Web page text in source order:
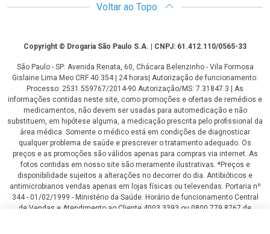
Voltar ao Topo
CopyrightCopyright © Drogaria São Paulo S.A. | CNPJ: 61.412.110/0565-33
São Paulo - SP: Avenida Renata, 60, Chácara Belenzinho - Vila Formosa
Gislaine Lima Meo CRF 40.354 | 24 horas| Autorização de funcionamento:
Processo: 2531.559767/2014-90 Autorização/MS: 7.31847.3 | As
informações contidas neste site, como promoções e ofertas de remédios e
medicamentos, não devem ser usadas para automedicação e não
substituem, em hipótese alguma, a medicação prescrita pelo profissional da
área médica. Somente o médico está em condições de diagnosticar
qualquer problema de saúde e prescrever o tratamento adequado. Os
preços e as promoções são válidos apenas para compras via internet. As
fotos contidas em nosso site são meramente ilustrativas. *Preços e
disponibilidade sujeitos a alterações no decorrer do dia. Antibióticos e
antimicrobianos vendas apenas em lojas físicas ou televendas. Portaria nº
344 - 01/02/1999 - Ministério da Saúde. Horário de funcionamento Central
de Vendas e Atendimento ao Cliente 4003 3393 ou 0800 779 8767 de